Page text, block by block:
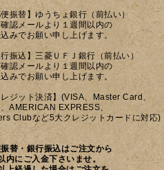
振替】ゆうちょ銀行（前払い）
認メールより１週間以内の
みでお願い申し上げます。
行振込】三菱ＵＦＪ銀行（前払い）
認メールより１週間以内の
みでお願い申し上げます。
ジット決済】(VISA、Master Card、
AMERICAN EXPRESS、
Clubなど5大クレジットカードに対応)
替・銀行振込はご注文から
内にご入金下さいませ。